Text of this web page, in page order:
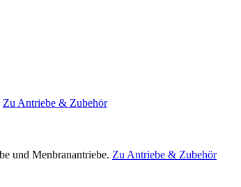
Zu Antriebe & Zubehör
und Menbranantriebe. Zu Antriebe & Zubehör